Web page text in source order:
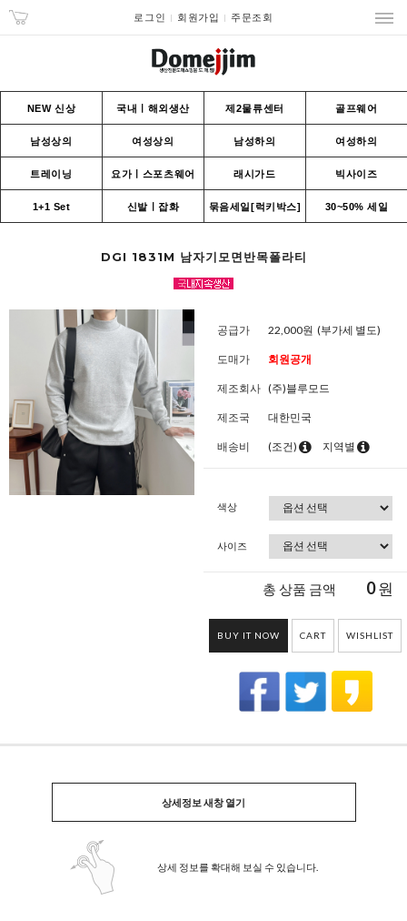
로그인 회원가입 주문조회
NEW 신상 국내ㅣ해외생산 제2물류센터 골프웨어
남성상의 여성상의 남성하의 여성하의
트레이닝 요가ㅣ스포츠웨어 래시가드 빅사이즈
1+1 Set 신발ㅣ잡화 묶음세일[럭키박스] 30~50% 세일
DGI 1831M 남자기모면반목폴라티
공급가 22,000원 (부가세 별도)
도매가 회원공개
제조회사 (주)블루모드
제조국 대한민국
배송비 (조건) 지역별
색상
사이즈
총 상품 금액 0원
BUY IT NOW CART WISHLIST
상세정보 새창 열기
상세 정보를 확대해 보실 수 있습니다.